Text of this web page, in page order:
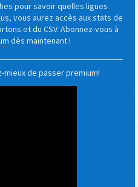
pour savoir quelles ligues
vous aurez accès aux stats de
et du CSV. Abonnez-vous à
dès maintenant !
mieux de passer premium!